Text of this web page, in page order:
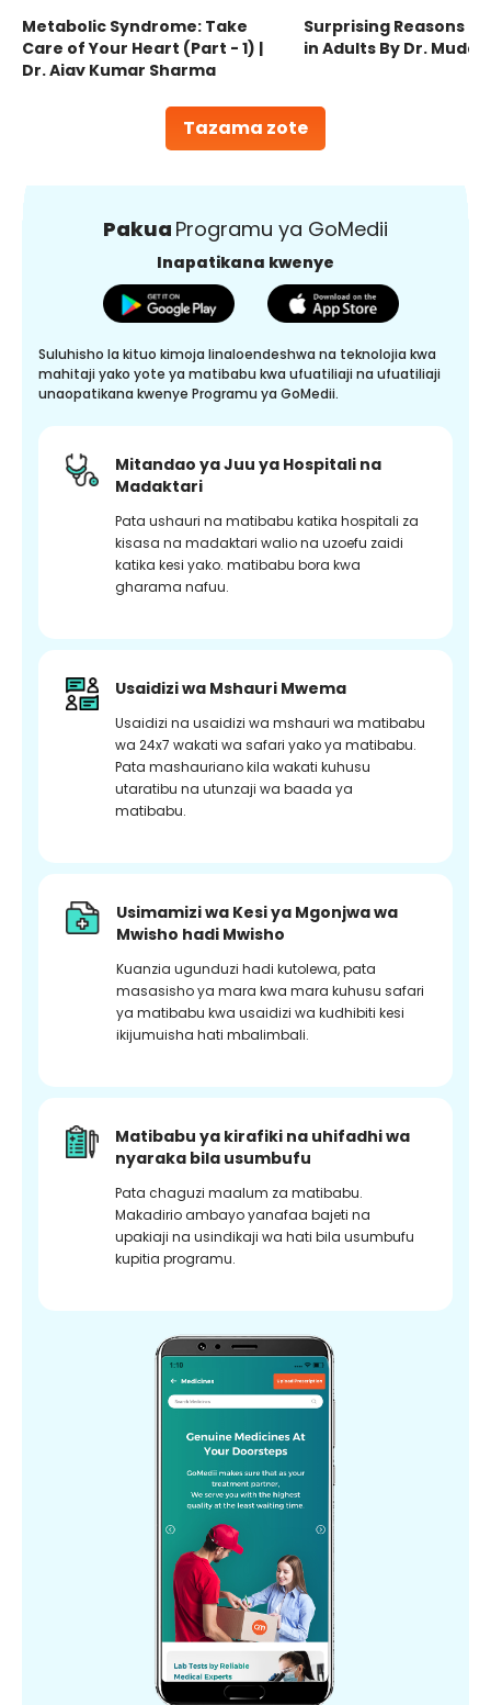
Tazama zote
Metabolic Syndrome: Take
Care of Your Heart (Part - 1) |
Dr. Ajay Kumar Sharma
Surprising Reasons
in Adults By Dr.
Pakua Programu ya GoMedii
Inapatikana kwenye
Suluhisho la kituo kimoja linaloendeshwa na teknolojia kwa
mahitaji yako yote ya matibabu kwa ufuatiliaji na ufuatiliaji
unaopatikana kwenye Programu ya GoMedii.
Mitandao ya Juu ya Hospitali na
Madaktari
Pata ushauri na matibabu katika hospitali za
kisasa na madaktari walio na uzoefu zaidi
katika kesi yako. matibabu bora kwa
gharama nafuu.
Usaidizi wa Mshauri Mwema
Usaidizi na usaidizi wa mshauri wa matibabu
wa 24x7 wakati wa safari yako ya matibabu.
Pata mashauriano kila wakati kuhusu
utaratibu na utunzaji wa baada ya
matibabu.
Usimamizi wa Kesi ya Mgonjwa wa
Mwisho hadi Mwisho
Kuanzia ugunduzi hadi kutolewa, pata
masasisho ya mara kwa mara kuhusu safari
ya matibabu kwa usaidizi wa kudhibiti kesi
ikijumuisha hati mbalimbali.
Matibabu ya kirafiki na uhifadhi wa
nyaraka bila usumbufu
Pata chaguzi maalum za matibabu.
Makadirio ambayo yanafaa bajeti na
upakiaji na usindikaji wa hati bila usumbufu
kupitia programu.